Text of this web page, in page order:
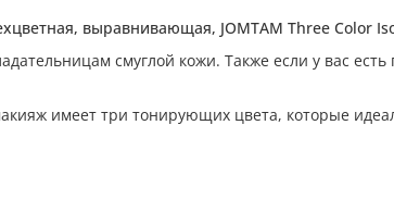
выравнивающая, JOMTAM Three Color
смуглой кожи. Также если у вас
имеет три тонирующих цвета, которые